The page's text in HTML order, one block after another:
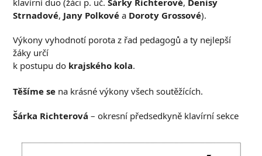
klavírní duo (žáci p. uč.Šárky Richterové, Denisy
Strnadové, Jany Polkové a Doroty Grossové).
Výkony vyhodnotí porota z řad pedagogů a ty nejlepší
žáky určí
k postupu do krajského kola.
Těšíme se na krásné výkony všech soutěžících.
Šárka Richterová – okresní předsedkyně klavírní sekce